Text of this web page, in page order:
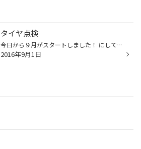
タイヤ点検
今日から９月がスタートしました！ にしても台風が多いですね。。。 どうやら台風１２号が今朝発生したようですよ(*_*) あとはゲリラ豪雨。天気予報士でも予測が難しいようで、ここ最近夕方によく降ってますね。 と９月はなにかと雨の多い季節です。こんな季節に溝が少ないタイヤで走ると滑ったりと...
2016年9月1日